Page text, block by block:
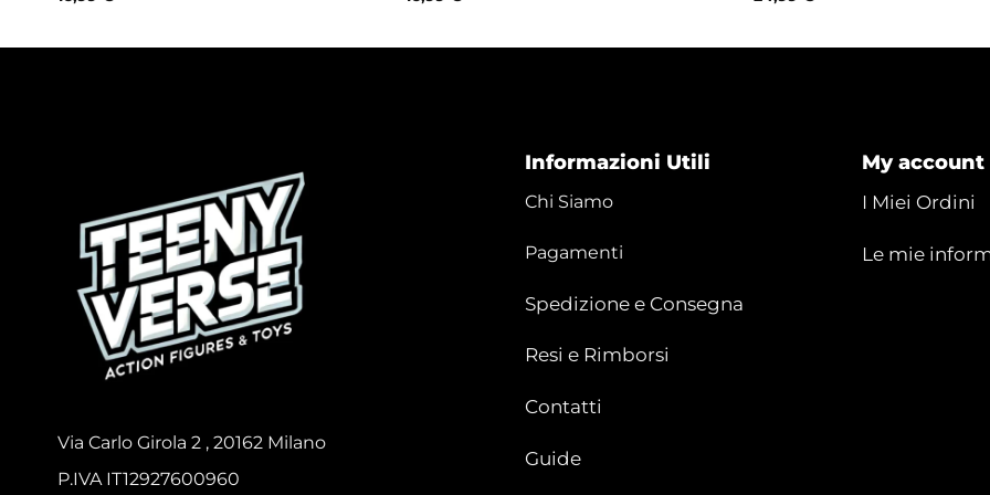
Via Carlo Girola 2 , 20162 Milano
P.IVA IT12927600960
Informazioni Utili
Chi Siamo
Pagamenti
Spedizione e Consegna
Resi e Rimborsi
Contatti
Guide
My account
I Miei Ordini
Le mie